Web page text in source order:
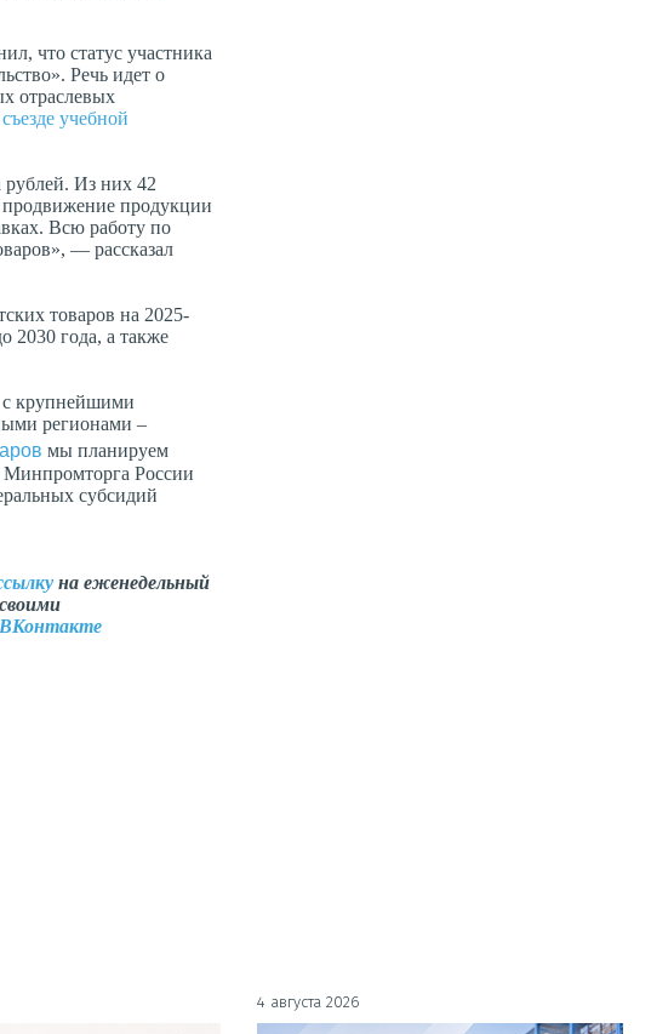
что статус участника
Речь идет о
отраслевых
учебной
рублей. Из них 42
продвижение продукции
Всю работу по
— рассказал
товаров на 2025-
2030 года, а также
с крупнейшими
регионами –
мы планируем
Минпромторга России
субсидий
на еженедельный
4 августа 2026